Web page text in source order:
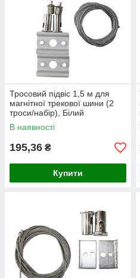
Тросовий підвіс 1,5 м для
магнітної трекової шини (2
троси/набір), Білий
В наявності
195,36 ₴
Купити